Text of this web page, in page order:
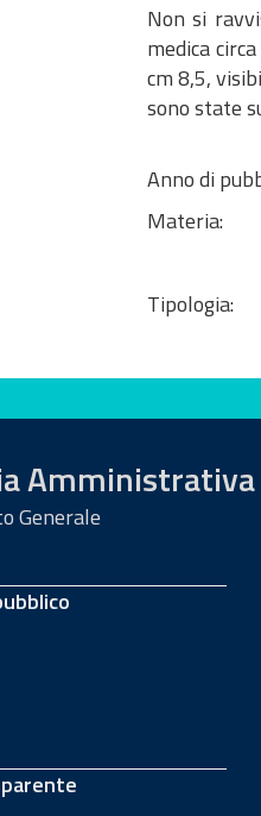
Non si
medica
cm 8,5,
sono state
Anno di
Materia:
Tipologia:
Amministrativa
Generale